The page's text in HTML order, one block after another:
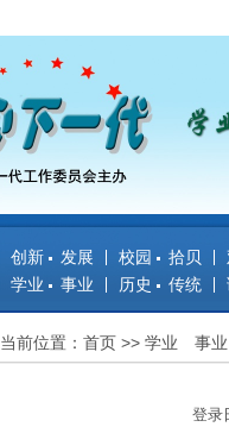
创新 发展 校园 拾贝
学业 事业 历史 传统
当前位置：首页 >> 学业 事业
登录